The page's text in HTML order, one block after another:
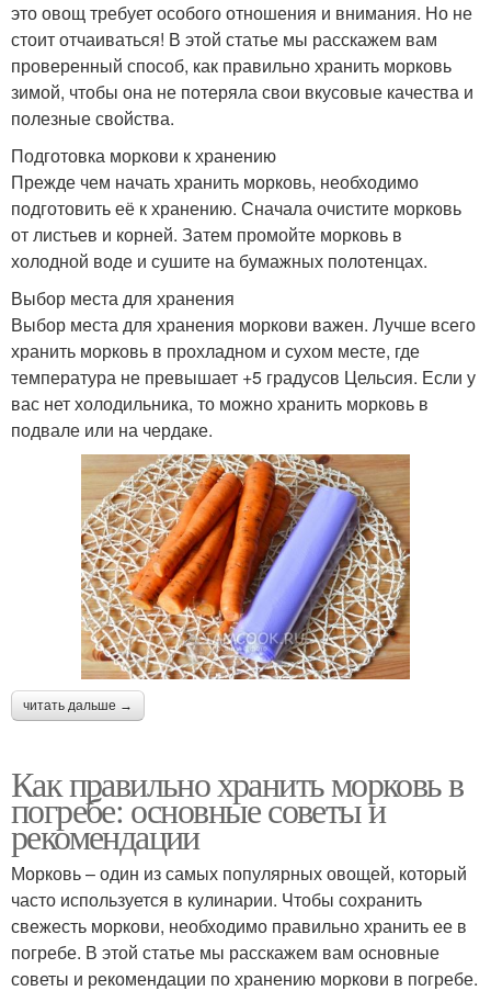
это овощ требует особого отношения и внимания. Но не
стоит отчаиваться! В этой статье мы расскажем вам
проверенный способ, как правильно хранить морковь
зимой, чтобы она не потеряла свои вкусовые качества и
полезные свойства.
Подготовка моркови к хранению
Прежде чем начать хранить морковь, необходимо
подготовить её к хранению. Сначала очистите морковь
от листьев и корней. Затем промойте морковь в
холодной воде и сушите на бумажных полотенцах.
Выбор места для хранения
Выбор места для хранения моркови важен. Лучше всего
хранить морковь в прохладном и сухом месте, где
температура не превышает +5 градусов Цельсия. Если у
вас нет холодильника, то можно хранить морковь в
подвале или на чердаке.
читать дальше →
Как правильно хранить морковь в
погребе: основные советы и
рекомендации
Морковь – один из самых популярных овощей, который
часто используется в кулинарии. Чтобы сохранить
свежесть моркови, необходимо правильно хранить ее в
погребе. В этой статье мы расскажем вам основные
советы и рекомендации по хранению моркови в погребе.